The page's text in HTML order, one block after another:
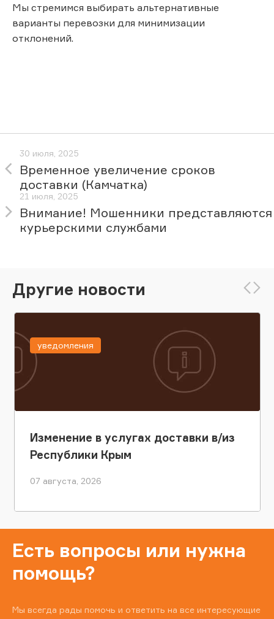
Мы стремимся выбирать альтернативные
варианты перевозки для минимизации
отклонений.
30 июля, 2025
Временное увеличение сроков
доставки (Камчатка)
21 июля, 2025
Внимание! Мошенники представляются
курьерскими службами
Другие новости
Изменение в услугах доставки в/из
Республики Крым
07 августа, 2026
уведомления
Есть вопросы или нужна
помощь?
Мы всегда рады помочь и ответить на все интересующие